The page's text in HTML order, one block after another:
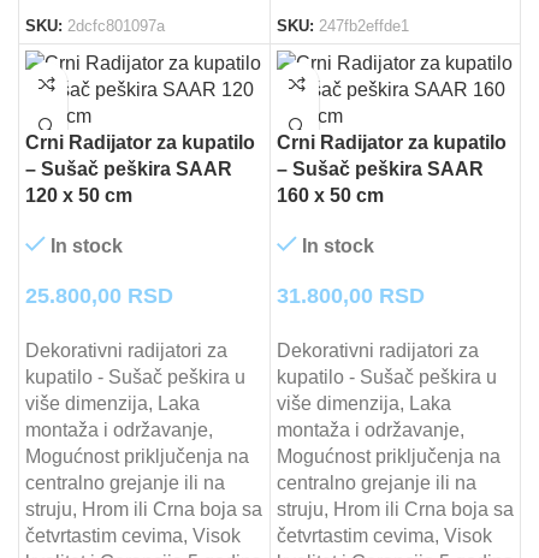
SKU: 2dcfc801097a SKU: 247fb2effde1
Crni Radijator za kupatilo
– Sušač peškira SAAR
120 x 50 cm
In stock
25.800,00 RSD
Dekorativni radijatori za
kupatilo - Sušač peškira u
više dimenzija, Laka
montaža i održavanje,
Mogućnost priključenja na
centralno grejanje ili na
struju, Hrom ili Crna boja sa
četvrtastim cevima, Visok
Crni Radijator za kupatilo
– Sušač peškira SAAR
160 x 50 cm
In stock
31.800,00 RSD
Dekorativni radijatori za
kupatilo - Sušač peškira u
više dimenzija, Laka
montaža i održavanje,
Mogućnost priključenja na
centralno grejanje ili na
struju, Hrom ili Crna boja sa
četvrtastim cevima, Visok